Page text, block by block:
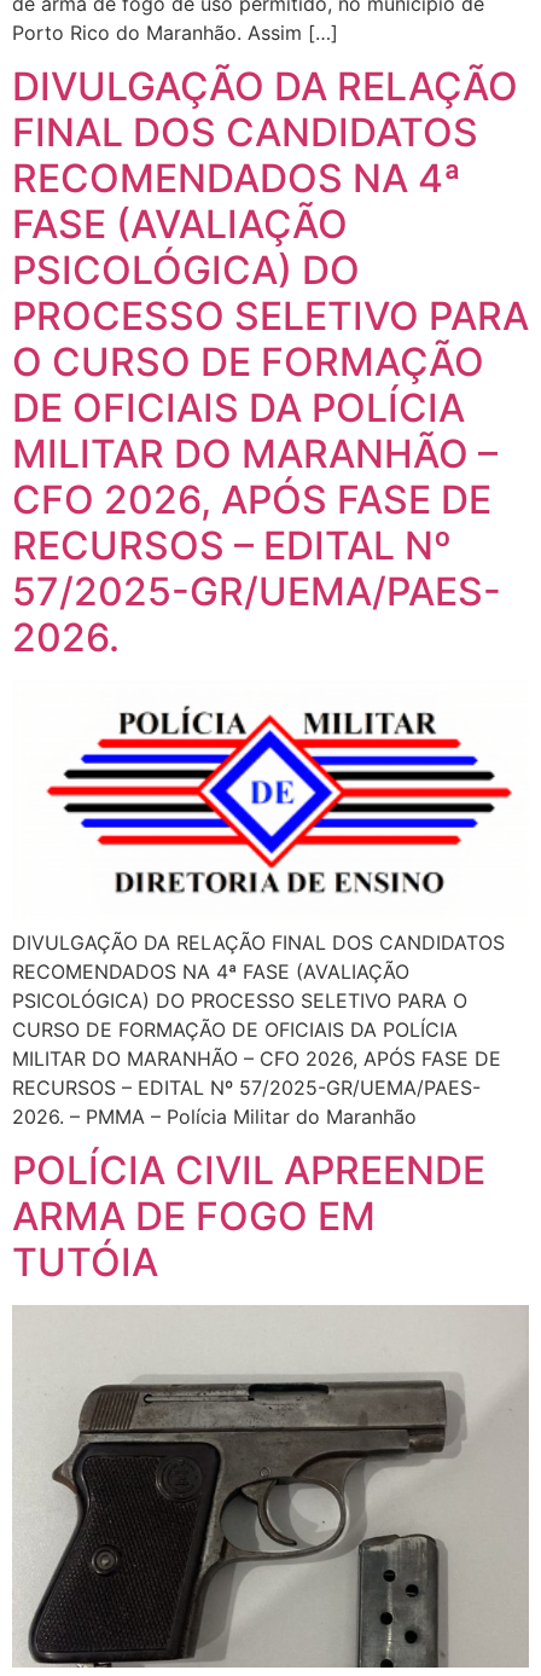
Porto Rico do Maranhão. Assim […]
DIVULGAÇÃO DA RELAÇÃO
FINAL DOS CANDIDATOS
RECOMENDADOS NA 4ª
FASE (AVALIAÇÃO
PSICOLÓGICA) DO
PROCESSO SELETIVO PARA
O CURSO DE FORMAÇÃO
DE OFICIAIS DA POLÍCIA
MILITAR DO MARANHÃO –
CFO 2026, APÓS FASE DE
RECURSOS – EDITAL Nº
57/2025-GR/UEMA/PAES-
2026.
DIVULGAÇÃO DA RELAÇÃO FINAL DOS CANDIDATOS
RECOMENDADOS NA 4ª FASE (AVALIAÇÃO
PSICOLÓGICA) DO PROCESSO SELETIVO PARA O
CURSO DE FORMAÇÃO DE OFICIAIS DA POLÍCIA
MILITAR DO MARANHÃO – CFO 2026, APÓS FASE DE
RECURSOS – EDITAL Nº 57/2025-GR/UEMA/PAES-
2026. – PMMA – Polícia Militar do Maranhão
POLÍCIA CIVIL APREENDE
ARMA DE FOGO EM
TUTÓIA